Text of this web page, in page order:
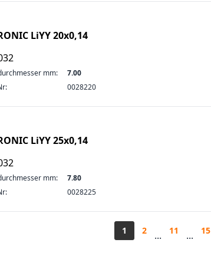
LiYY 20x0,14
mm:
7.00
0028220
LiYY 25x0,14
mm:
7.80
0028225
1 2 ... 11 ... 15